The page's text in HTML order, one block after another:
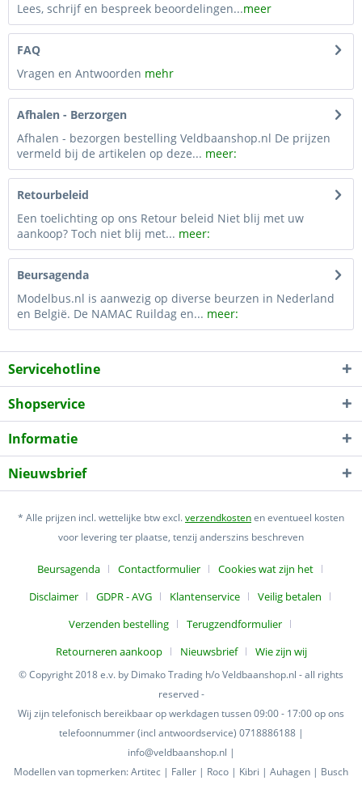
Lees, schrijf en bespreek beoordelingen...meer
FAQ
Vragen en Antwoorden mehr
Afhalen - Berzorgen
Afhalen - bezorgen bestelling Veldbaanshop.nl De prijzen
vermeld bij de artikelen op deze... meer:
Retourbeleid
Een toelichting op ons Retour beleid Niet blij met uw
aankoop? Toch niet blij met... meer:
Beursagenda
Modelbus.nl is aanwezig op diverse beurzen in Nederland
en België. De NAMAC Ruildag en... meer:
Servicehotline
Shopservice
Informatie
Nieuwsbrief
* Alle prijzen incl. wettelijke btw excl.verzendkostenen eventueel kosten
voor levering ter plaatse, tenzij anderszins beschreven
Beursagenda Contactformulier
Cookies wat zijn het
Disclaimer
GDPR - AVG Klantenservice
Veilig betalen
Verzenden bestelling
Terugzendformulier
Retourneren aankoop
Nieuwsbrief Wie zijn wij
© Copyright 2018 e.v. by Dimako Trading h/o Veldbaanshop.nl - all rights
reserved -
Wij zijn telefonisch bereikbaar op werkdagen tussen 09:00 - 17:00 op ons
telefoonnummer (incl antwoordservice) 0718886188 |
info@veldbaanshop.nl |
Modellen van topmerken: Artitec | Faller | Roco | Kibri | Auhagen | Busch